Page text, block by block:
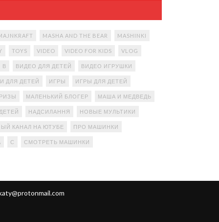
MASHA AND THE BEAR MASHINKI
TOYS VIDEO VIDEO FOR KIDS VLOG
В ВИДЕО ДЛЯ ДЕТЕЙ ВИДЕО ИГРУШКИ
ДЛЯ ДЕТЕЙ ИГРЫ ИГРЫ ДЛЯ ДЕТЕЙ
МАЛЕНЬКИЙ БЛОГЕР МАША И МЕДВЕДЬ
НАДСИЛАННЯ НОВЫЕ МУЛЬТИКИ
КАНАЛ НА ЮТУБЕ ПРО МАШИНКИ
С СМОТРЕТЬ МАШИНКИ